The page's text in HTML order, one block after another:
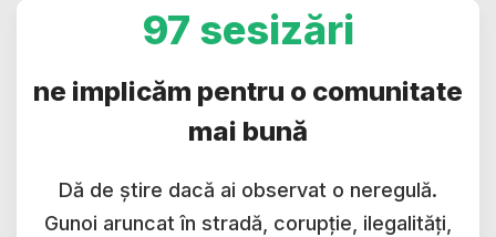
97 sesizări
ne implicăm pentru o comunitate
mai bună
Dă de știre dacă ai observat o neregulă.
Gunoi aruncat în stradă, corupție, ilegalități,